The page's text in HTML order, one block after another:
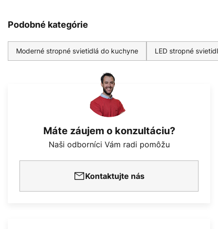
Podobné kategórie
Moderné stropné svietidlá do kuchyne LED stropné
Máte záujem o konzultáciu?
Naši odborníci Vám radi pomôžu
Kontaktujte nás